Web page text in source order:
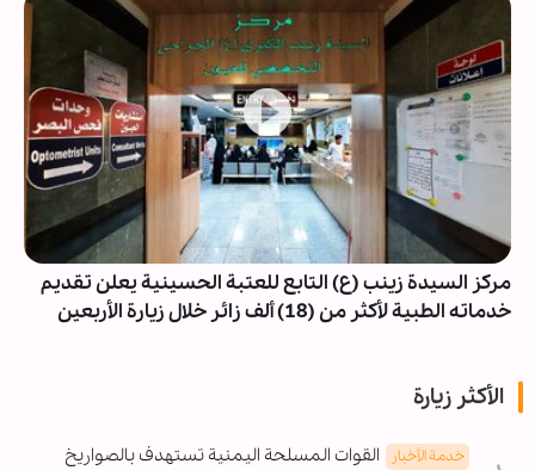
مركز السيدة زينب (ع) التابع للعتبة الحسينية يعلن تقديم
خدماته الطبية لأكثر من (18) ألف زائر خلال زيارة الأربعين
الأكثر زيارة
خدمة الأخبار
القوات المسلحة اليمنية تستهدف بالصواريخ